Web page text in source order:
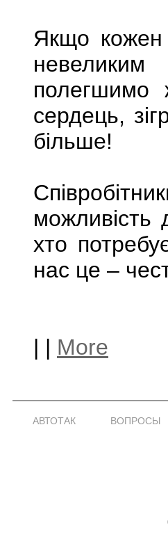
Якщо кожен
полегшимо
сердець,
більше!
хто
нас це –
| | More
АВТОТАК ВОПРОСЫ